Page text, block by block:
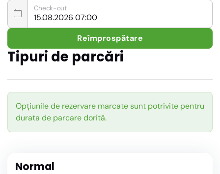
Check-out
Reîmprospătare
Tipuri de parcări
Opțiunile de rezervare marcate sunt potrivite pentru
durata de parcare dorită.
Normal